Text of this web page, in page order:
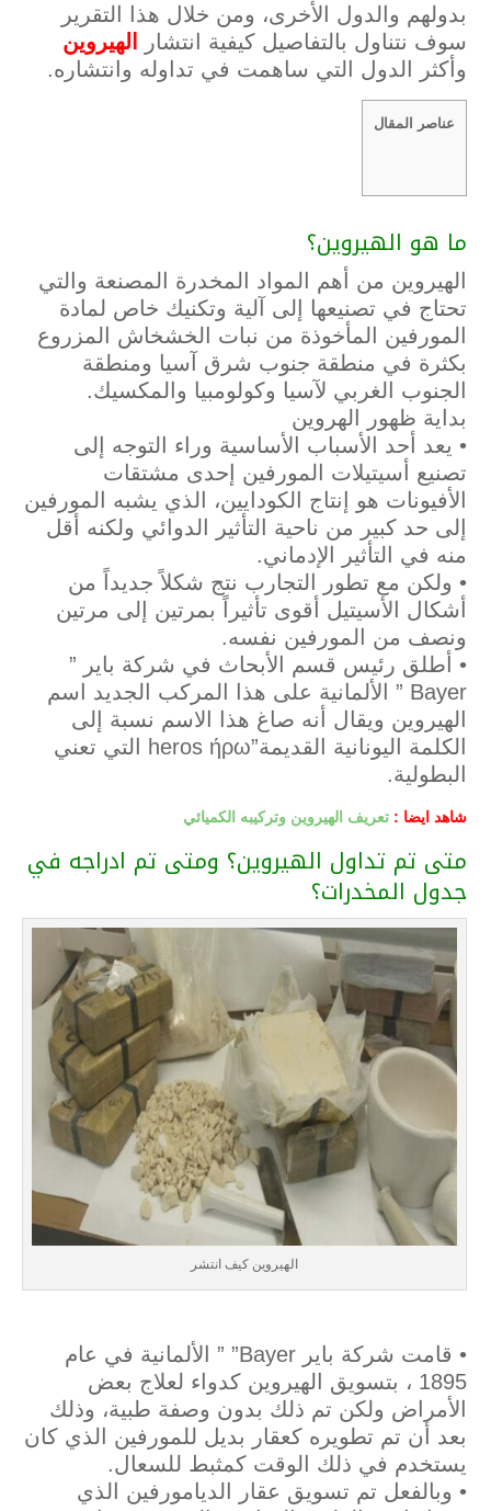
بدولهم والدول الأخرى، ومن خلال هذا التقرير
سوف نتناول بالتفاصيل كيفية انتشار
الهيروين
وأكثر الدول التي ساهمت في تداوله وانتشاره.
عناصر المقال
ما هو الهيروين؟
الهيروين من أهم المواد المخدرة المصنعة والتي
تحتاج في تصنيعها إلى آلية وتكنيك خاص لمادة
المورفين المأخوذة من نبات الخشخاش المزروع
بكثرة في منطقة جنوب شرق آسيا ومنطقة
الجنوب الغربي لآسيا وكولومبيا والمكسيك.
بداية ظهور الهروين
• يعد أحد الأسباب الأساسية وراء التوجه إلى
تصنيع أسيتيلات المورفين إحدى مشتقات
الأفيونات هو إنتاج الكودايين، الذي يشبه المورفين
إلى حد كبير من ناحية التأثير الدوائي ولكنه أقل
منه في التأثير الإدماني.
• ولكن مع تطور التجارب نتج شكلاً جديداً من
أشكال الأسيتيل أقوى تأثيراً بمرتين إلى مرتين
ونصف من المورفين نفسه.
• أطلق رئيس قسم الأبحاث في شركة باير ”
Bayer ” الألمانية على هذا المركب الجديد اسم
الهيروين ويقال أنه صاغ هذا الاسم نسبة إلى
الكلمة اليونانية القديمة”heros ήρω التي تعني
البطولية.
شاهد ايضا : تعريف الهيروين وتركيبه الكميائي
متى تم تداول الهيروين؟ ومتى تم ادراجه في
جدول المخدرات؟
الهيروين كيف انتشر
• قامت شركة باير Bayer” ” الألمانية في عام
1895 ، بتسويق الهيروين كدواء لعلاج بعض
الأمراض ولكن تم ذلك بدون وصفة طبية، وذلك
بعد أن تم تطويره كعقار بديل للمورفين الذي كان
يستخدم في ذلك الوقت كمثبط للسعال.
• وبالفعل تم تسويق عقار الديامورفين الذي